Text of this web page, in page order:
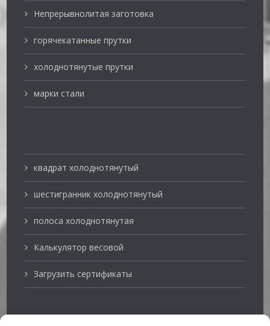
Непрерывнолитая заготовка
горячекатанные прутки
холоднотянутые прутки
марки стали
квадрат холоднотянутый
шестигранник холоднотянутый
полоса холоднотянутая
Калькулятор весовой
Загрузить сертификаты